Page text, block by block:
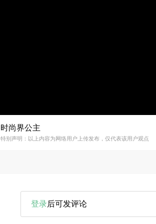
时尚界公主
特别声明：以上内容为网络用户上传发布，仅代表该用户观点
登录后可发评论